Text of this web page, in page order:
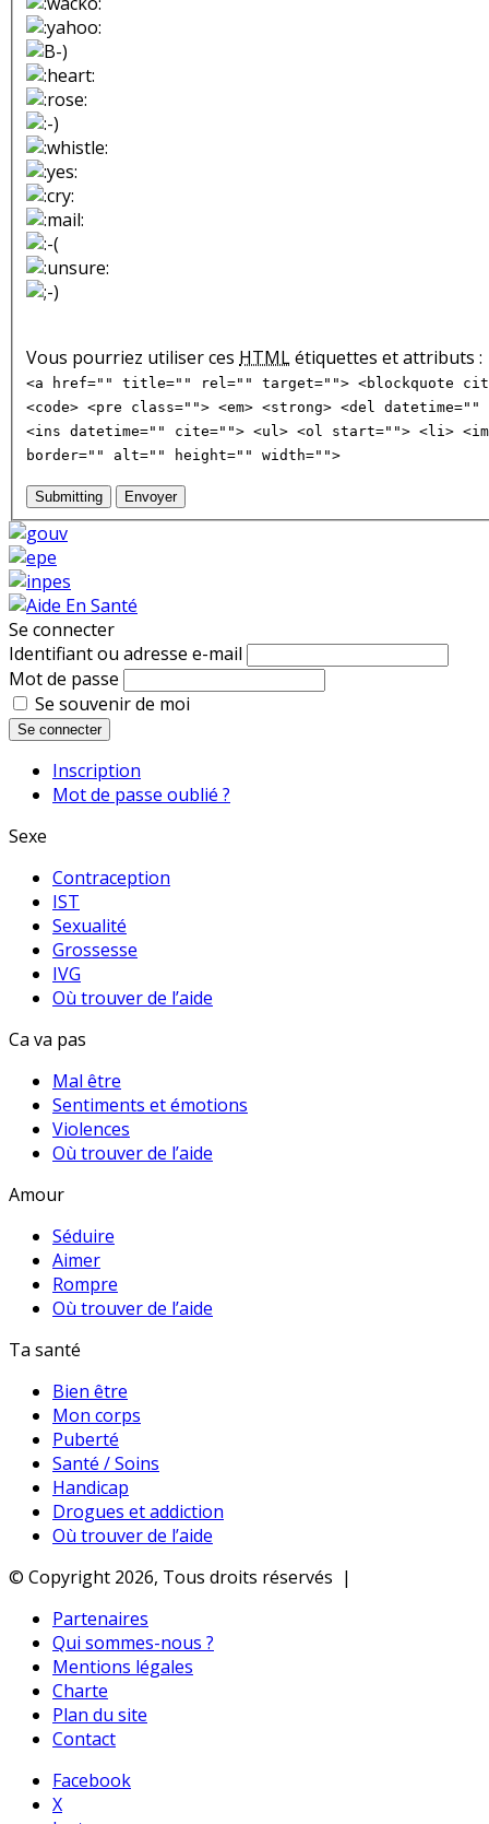
Vous pourriez utiliser ces HTMLétiquettes et attributs :
<a href="" title="" rel="" target=""> <blockquote
<code> <pre class=""> <em> <strong> <del
<ins datetime="" cite=""> <ul> <ol start=""> <li>
border="" alt="" height="" width="">
Submitting Envoyer
Se connecter
Identifiant ou adresse e-mail
Mot de passe
Se souvenir de moi
Se connecter
Inscription
Mot de passe oublié ?
Sexe
Contraception
IST
Sexualité
Grossesse
IVG
Où trouver de l’aide
Ca va pas
Mal être
Sentiments et émotions
Violences
Où trouver de l’aide
Amour
Séduire
Aimer
Rompre
Où trouver de l’aide
Ta santé
Bien être
Mon corps
Puberté
Santé / Soins
Handicap
Drogues et addiction
Où trouver de l’aide
© Copyright 2026, Tous droits réservés |
Partenaires
Qui sommes-nous ?
Mentions légales
Charte
Plan du site
Contact
Facebook
X